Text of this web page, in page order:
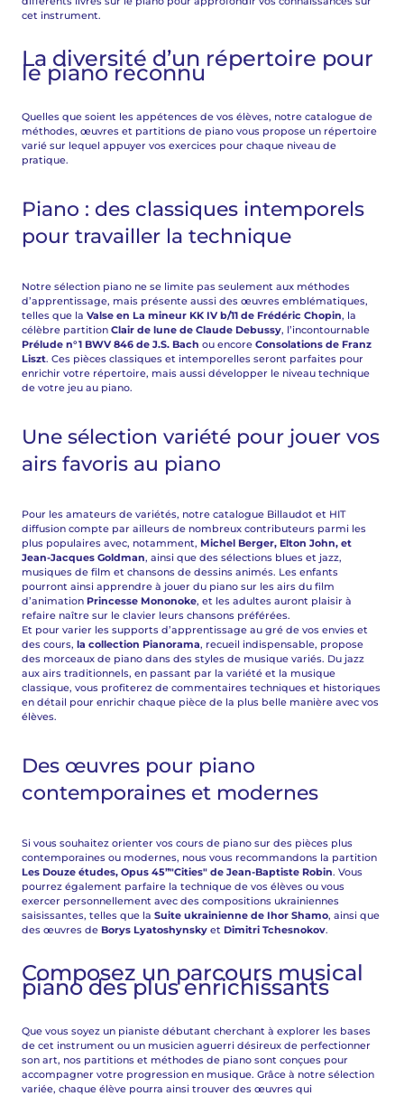
cet instrument.
La diversité d’un répertoire pour
le piano reconnu
Quelles que soient les appétences de vos élèves, notre catalogue de
méthodes, œuvres et partitions de piano vous propose un répertoire
varié sur lequel appuyer vos exercices pour chaque niveau de
pratique.
Piano : des classiques intemporels
pour travailler la technique
Notre sélection piano ne se limite pas seulement aux méthodes
d’apprentissage, mais présente aussi des œuvres emblématiques,
telles que la Valse en La mineur KK IV b/11 de Frédéric Chopin, la
célèbre partition Clair de lune de Claude Debussy, l’incontournable
Prélude n°1 BWV 846 de J.S. Bach ou encore Consolations de Franz
Liszt. Ces pièces classiques et intemporelles seront parfaites pour
enrichir votre répertoire, mais aussi développer le niveau technique
de votre jeu au piano.
Une sélection variété pour jouer vos
airs favoris au piano
Pour les amateurs de variétés, notre catalogue Billaudot et HIT
diffusion compte par ailleurs de nombreux contributeurs parmi les
plus populaires avec, notamment, Michel Berger, Elton John, et
Jean-Jacques Goldman, ainsi que des sélections blues et jazz,
musiques de film et chansons de dessins animés. Les enfants
pourront ainsi apprendre à jouer du piano sur les airs du film
d’animation Princesse Mononoke, et les adultes auront plaisir à
refaire naître sur le clavier leurs chansons préférées.
Et pour varier les supports d’apprentissage au gré de vos envies et
des cours, la collection Pianorama, recueil indispensable, propose
des morceaux de piano dans des styles de musique variés. Du jazz
aux airs traditionnels, en passant par la variété et la musique
classique, vous profiterez de commentaires techniques et historiques
en détail pour enrichir chaque pièce de la plus belle manière avec vos
élèves.
Des œuvres pour piano
contemporaines et modernes
Si vous souhaitez orienter vos cours de piano sur des pièces plus
contemporaines ou modernes, nous vous recommandons la partition
Les Douze études, Opus 45”"Cities" de Jean-Baptiste Robin. Vous
pourrez également parfaire la technique de vos élèves ou vous
exercer personnellement avec des compositions ukrainiennes
saisissantes, telles que la Suite ukrainienne de Ihor Shamo, ainsi que
des œuvres de Borys Lyatoshynsky et Dimitri Tchesnokov.
Composez un parcours musical
piano des plus enrichissants
Que vous soyez un pianiste débutant cherchant à explorer les bases
de cet instrument ou un musicien aguerri désireux de perfectionner
son art, nos partitions et méthodes de piano sont conçues pour
accompagner votre progression en musique. Grâce à notre sélection
variée, chaque élève pourra ainsi trouver des œuvres qui